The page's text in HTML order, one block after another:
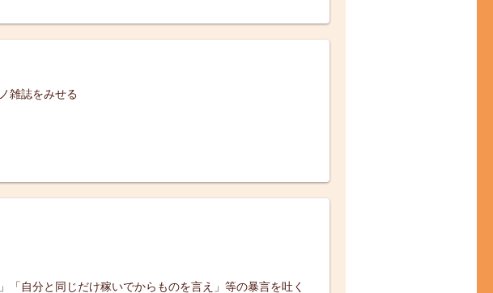
雑誌をみせる
自分と同じだけ稼いでからものを言え」等の暴言を吐く